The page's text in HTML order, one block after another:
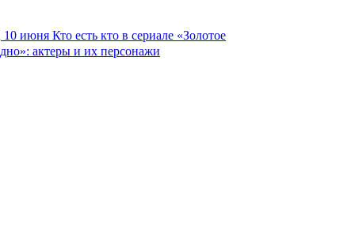
10 июня Кто есть кто в сериале «Золотое
дно»: актеры и их персонажи